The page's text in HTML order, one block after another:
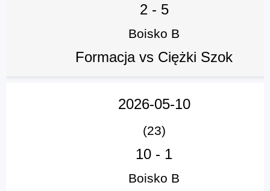
2- 5
Boisko B
Formacja vs Ciężki Szok
2026-05-10
(23)
10 - 1
Boisko B